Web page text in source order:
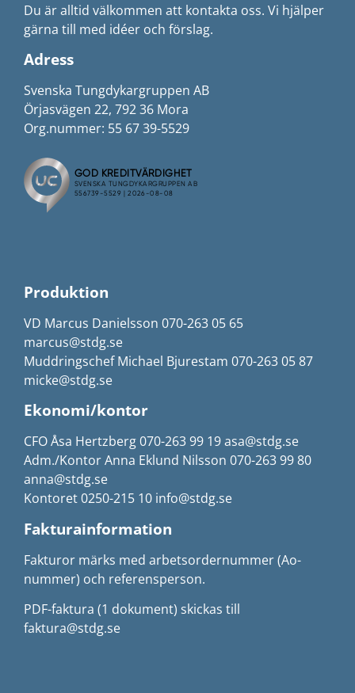
Du är alltid välkommen att kontakta oss. Vi hjälper
gärna till med idéer och förslag.
Adress
Svenska Tungdykargruppen AB
Örjasvägen 22, 792 36 Mora
Org.nummer: 55 67 39-5529
Produktion
VD Marcus Danielsson 070-263 05 65
marcus@stdg.se
Muddringschef Michael Bjurestam 070-263 05 87
micke@stdg.se
Ekonomi/kontor
CFO Åsa Hertzberg 070-263 99 19 asa@stdg.se
Adm./Kontor Anna Eklund Nilsson 070-263 99 80
anna@stdg.se
Kontoret 0250-215 10 info@stdg.se
Fakturainformation
Fakturor märks med arbetsordernummer (Ao-
nummer) och referensperson.
PDF-faktura (1 dokument) skickas till
faktura@stdg.se